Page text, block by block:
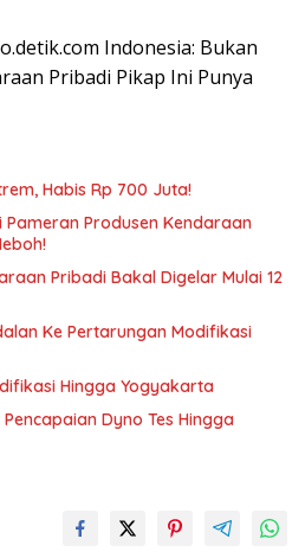
Indonesia: Bukan
Pribadi Pikap Ini Punya
Habis Rp 700 Juta!
Pameran Produsen Kendaraan
Pribadi Bakal Digelar Mulai 12
Ke Pertarungan Modifikasi
Hingga Yogyakarta
Dyno Tes Hingga